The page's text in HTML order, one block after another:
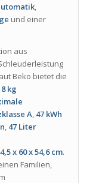
,
und einer
aus
Beko bietet die
8 kg
A, 47 kWh
, 47 Liter
x 60 x 54,6 cm.
Familien,